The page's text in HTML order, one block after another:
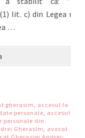
lit. c) din Legea nr.
…
gherasim, accesul la
personale, accesul
personale din
Gherasim, avocat